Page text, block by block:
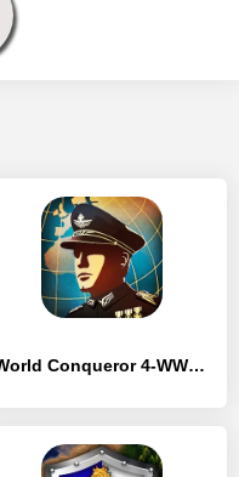
World Conqueror 4-WW2 Strategy - [MOD Много денег]